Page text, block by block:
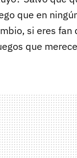
que en
si eres fan
que